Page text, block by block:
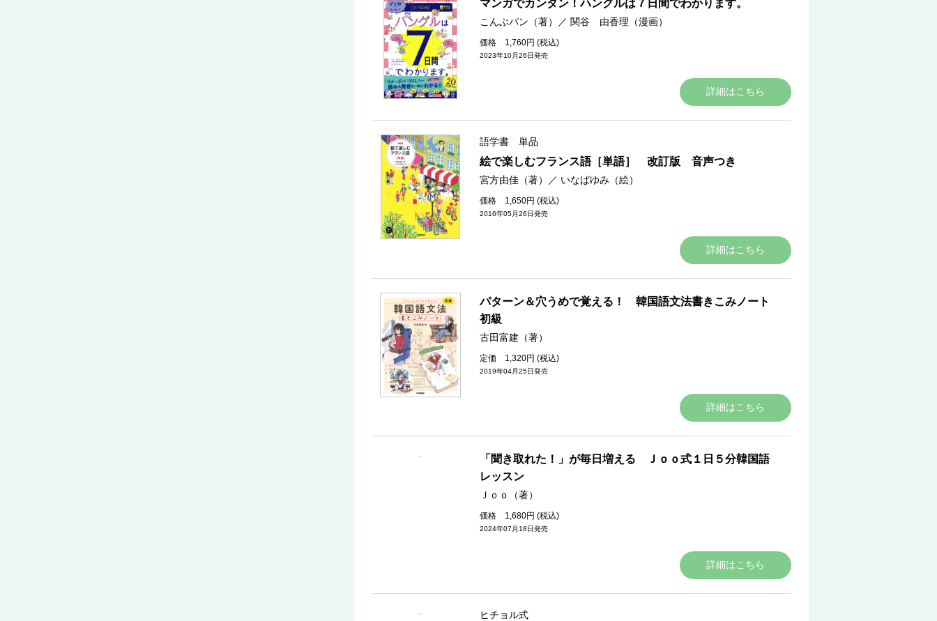
マンガでカンタン！ハングルは７日間でわかります。
こんぶパン（著） ／ 関谷 由香理（漫画）
価格 1,760円 (税込)
2023年10月26日発売
詳細はこちら
語学書 単品
絵で楽しむフランス語［単語］ 改訂版 音声つき
宮方由佳（著） ／ いなばゆみ（絵）
価格 1,650円 (税込)
2016年05月26日発売
詳細はこちら
パターン＆穴うめで覚える！ 韓国語文法書きこみノート
初級
古田富建（著）
定価 1,320円 (税込)
2019年04月25日発売
詳細はこちら
「聞き取れた！」が毎日増える Ｊｏｏ式１日５分韓国語
レッスン
Ｊｏｏ（著）
価格 1,680円 (税込)
2024年07月18日発売
詳細はこちら
ヒチョル式